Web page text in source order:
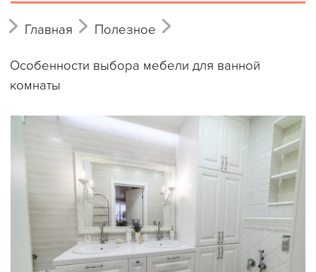
Главная Полезное
Особенности выбора мебели для ванной
комнаты